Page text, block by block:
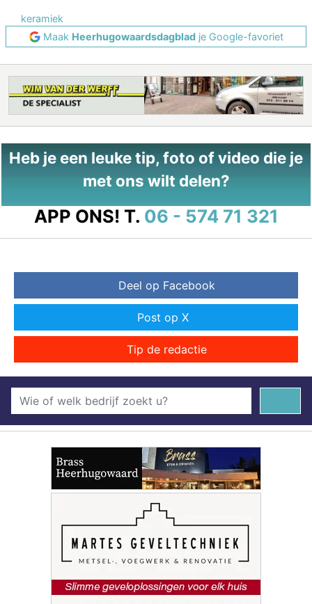
keramiek
Maak Heerhugowaardsdagbladje Google-favoriet
Heb je een leuke tip, foto of video die je
met ons wilt delen?
APP ONS! T. 06 - 574 71 321
Deel op Facebook
Post op X
Tip de redactie